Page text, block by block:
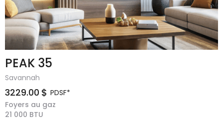
PEAK 35
Savannah
3229.00 $ PDSF*
Foyers au gaz
21 000 BTU